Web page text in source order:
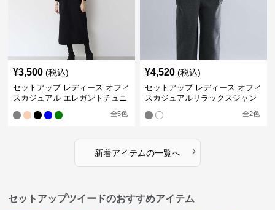
¥3,500 (税込)
セットアップ レディース オフィ
スカジュアル エレガントチュニ
全5色
¥4,520 (税込)
セットアップ レディース オフィ
スカジュアルリラックスジャン
全2色
新着アイテムの一覧へ ›
セットアップツイードのおすすめアイテム